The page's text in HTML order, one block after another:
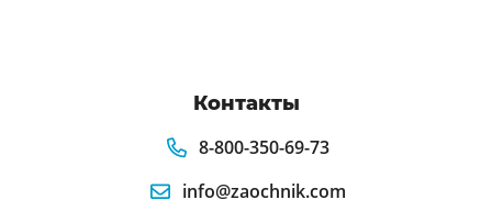
Контакты
8-800-350-69-73
info@zaochnik.com